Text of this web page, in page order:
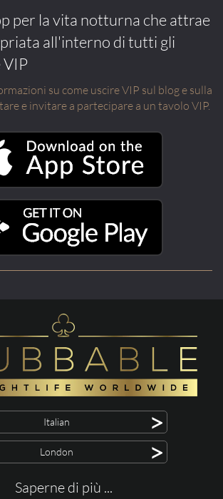
per la vita notturna che attrae
all'interno di tutti gli
VIP
su come uscire VIP sul blog e sulla
e invitare a partecipare a un tavolo VIP.
Italian >
London >
Saperne di più ...